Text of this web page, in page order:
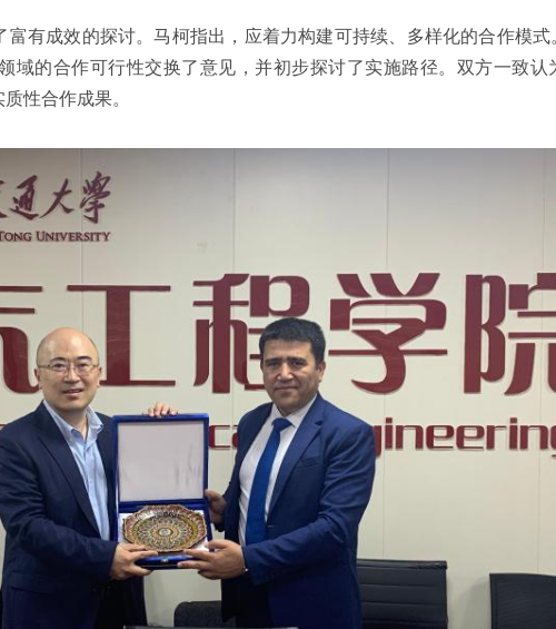
有成效的探讨。马柯指出，应着力构建可持续、多样化的合作模
域的合作可行性交换了意见，并初步探讨了实施路径。双方一致认
性合作成果。